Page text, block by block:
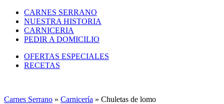
CARNES SERRANO
NUESTRA HISTORIA
CARNICERIA
PEDIR A DOMICILIO
OFERTAS ESPECIALES
RECETAS
Carnes Serrano » Carnicería » Chuletas de lomo